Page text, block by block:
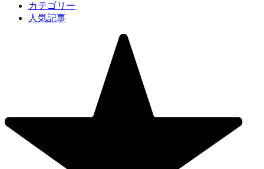
カテゴリー
人気記事